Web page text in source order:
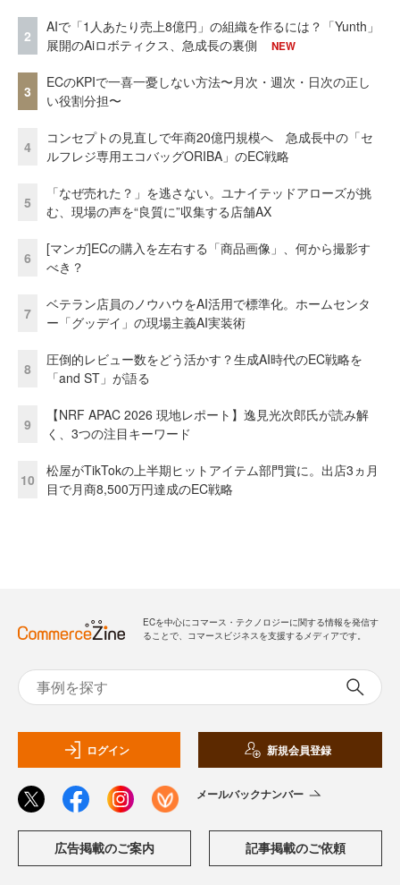
2
AIで「1人あたり売上8億円」の組織を作るには？「Yunth」
展開のAiロボティクス、急成長の裏側
NEW
3
ECのKPIで一喜一憂しない方法〜月次・週次・日次の正し
い役割分担〜
4
コンセプトの見直しで年商20億円規模へ 急成長中の「セ
ルフレジ専用エコバッグORIBA」のEC戦略
5
「なぜ売れた？」を逃さない。ユナイテッドアローズが挑
む、現場の声を“良質に”収集する店舗AX
6
[マンガ]ECの購入を左右する「商品画像」、何から撮影す
べき？
7
ベテラン店員のノウハウをAI活用で標準化。ホームセンタ
ー「グッデイ」の現場主義AI実装術
8
圧倒的レビュー数をどう活かす？生成AI時代のEC戦略を
「and ST」が語る
9
【NRF APAC 2026 現地レポート】逸見光次郎氏が読み解
く、3つの注目キーワード
10
松屋がTikTokの上半期ヒットアイテム部門賞に。出店3ヵ月
目で月商8,500万円達成のEC戦略
ECを中心にコマース・テクノロジーに関する情報を発信す
ることで、コマースビジネスを支援するメディアです。
ログイン 新規会員登録
メールバックナンバー
広告掲載のご案内 記事掲載のご依頼